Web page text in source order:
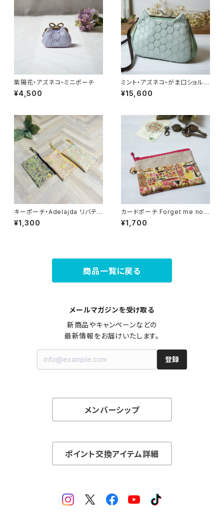
紫陽花・アズネコ・ミニポーチ
¥4,500
ミント・アズネコ・がま口ショルダ
ーバッグ
¥15,600
キーポーチ・Adelajda リバティ
ラミネート生地
¥1,300
カードポーチ Forget me nots
（フォーゲット・ミー・ノッツ）ピン
ク リバティラミネート生地
¥1,700
商品一覧に戻る
メールマガジンを受け取る
新商品やキャンペーンなどの
最新情報をお届けいたします。
登録
メンバーシップ
ポイント交換アイテム詳細